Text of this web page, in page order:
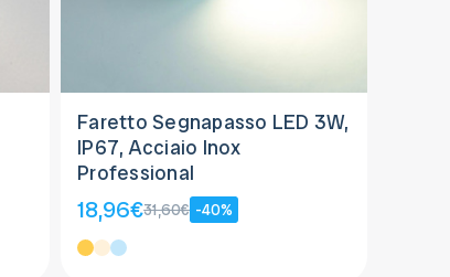
Faretto Segnapasso LED 3W,
IP67, Acciaio Inox
Professional
18,96€31,60€ -40%